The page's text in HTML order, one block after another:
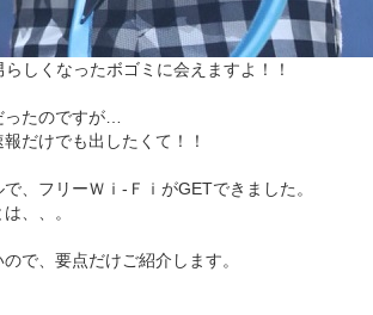
しくなったボゴミに会えますよ！！
たのですが…
だけでも出したくて！！
、フリーＷｉ-ＦｉがGETできました。
、、。
で、要点だけご紹介します。